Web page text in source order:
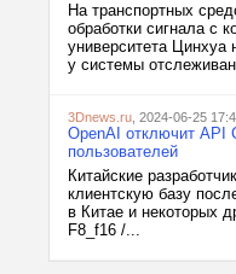
На транспортных
обработки сигнала с
университета Цинхуа
у системы
3Dnews.ru , 2024-06-25
OpenAI отключит API
пользователей
Китайские
клиентскую базу
в Китае и некоторых
F8_f16 /...